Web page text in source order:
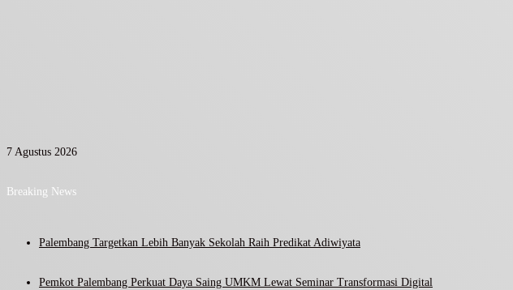
7 Agustus 2026
Breaking News
Palembang Targetkan Lebih Banyak Sekolah Raih Predikat Adiwiyata
Pemkot Palembang Perkuat Daya Saing UMKM Lewat Seminar Transformasi Digital